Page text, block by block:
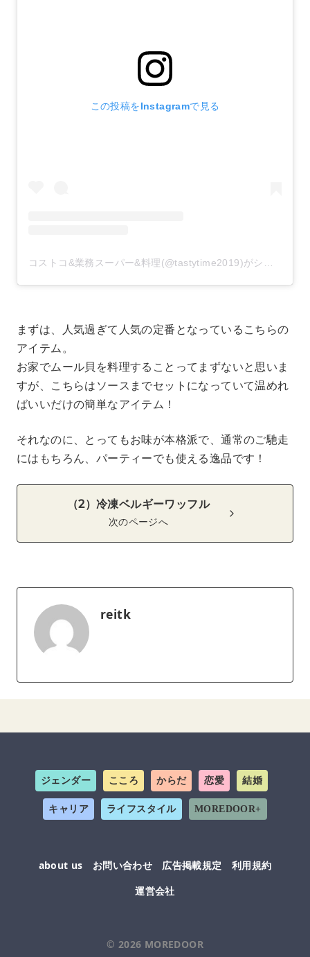
この投稿をInstagramで見る
コストコ&業務スーパー&料理(@tastytime2019)がシェアした投稿
まずは、人気過ぎて人気の定番となっているこちらの
アイテム。
お家でムール貝を料理することってまずないと思いま
すが、こちらはソースまでセットになっていて温めれ
ばいいだけの簡単なアイテム！
それなのに、とってもお味が本格派で、通常のご馳走
にはもちろん、パーティーでも使える逸品です！
（2）冷凍ベルギーワッフル
次のページへ
reitk
ジェンダー こころ からだ 恋愛 結婚
キャリア ライフスタイル MOREDOOR+
about us お問い合わせ 広告掲載規定
利用規約
運営会社
© 2026 MOREDOOR